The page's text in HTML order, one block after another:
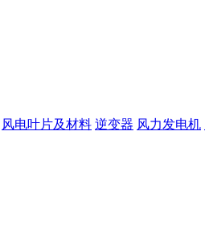
风电叶片及材料 逆变器 风力发电机